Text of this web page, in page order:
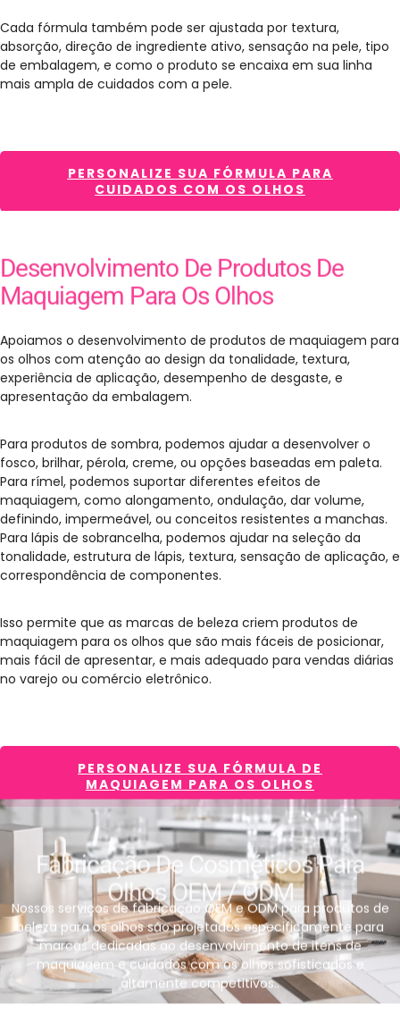
Cada fórmula também pode ser ajustada por textura,
absorção, direção de ingrediente ativo, sensação na pele, tipo
de embalagem, e como o produto se encaixa em sua linha
mais ampla de cuidados com a pele.
PERSONALIZE SUA FÓRMULA PARA
CUIDADOS COM OS OLHOS
Desenvolvimento De Produtos De
Maquiagem Para Os Olhos
Apoiamos o desenvolvimento de produtos de maquiagem para
os olhos com atenção ao design da tonalidade, textura,
experiência de aplicação, desempenho de desgaste, e
apresentação da embalagem.
Para produtos de sombra, podemos ajudar a desenvolver o
fosco, brilhar, pérola, creme, ou opções baseadas em paleta.
Para rímel, podemos suportar diferentes efeitos de
maquiagem, como alongamento, ondulação, dar volume,
definindo, impermeável, ou conceitos resistentes a manchas.
Para lápis de sobrancelha, podemos ajudar na seleção da
tonalidade, estrutura de lápis, textura, sensação de aplicação, e
correspondência de componentes.
Isso permite que as marcas de beleza criem produtos de
maquiagem para os olhos que são mais fáceis de posicionar,
mais fácil de apresentar, e mais adequado para vendas diárias
no varejo ou comércio eletrônico.
PERSONALIZE SUA FÓRMULA DE
MAQUIAGEM PARA OS OLHOS
Fabricação De Cosméticos Para
Olhos OEM / ODM
Nossos serviços de fabricação OEM e ODM para produtos de
beleza para os olhos são projetados especificamente para
marcas dedicadas ao desenvolvimento de itens de
maquiagem e cuidados com os olhos sofisticados e
altamente competitivos..